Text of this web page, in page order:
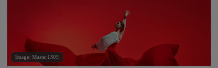
Image: Master1305